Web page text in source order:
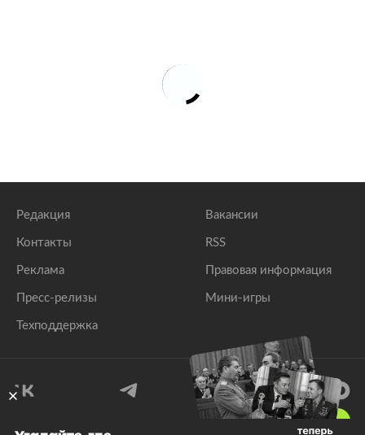
Редакция
Контакты
Реклама
Пресс-релизы
Техподдержка
Вакансии
RSS
Правовая информация
Мини-игры